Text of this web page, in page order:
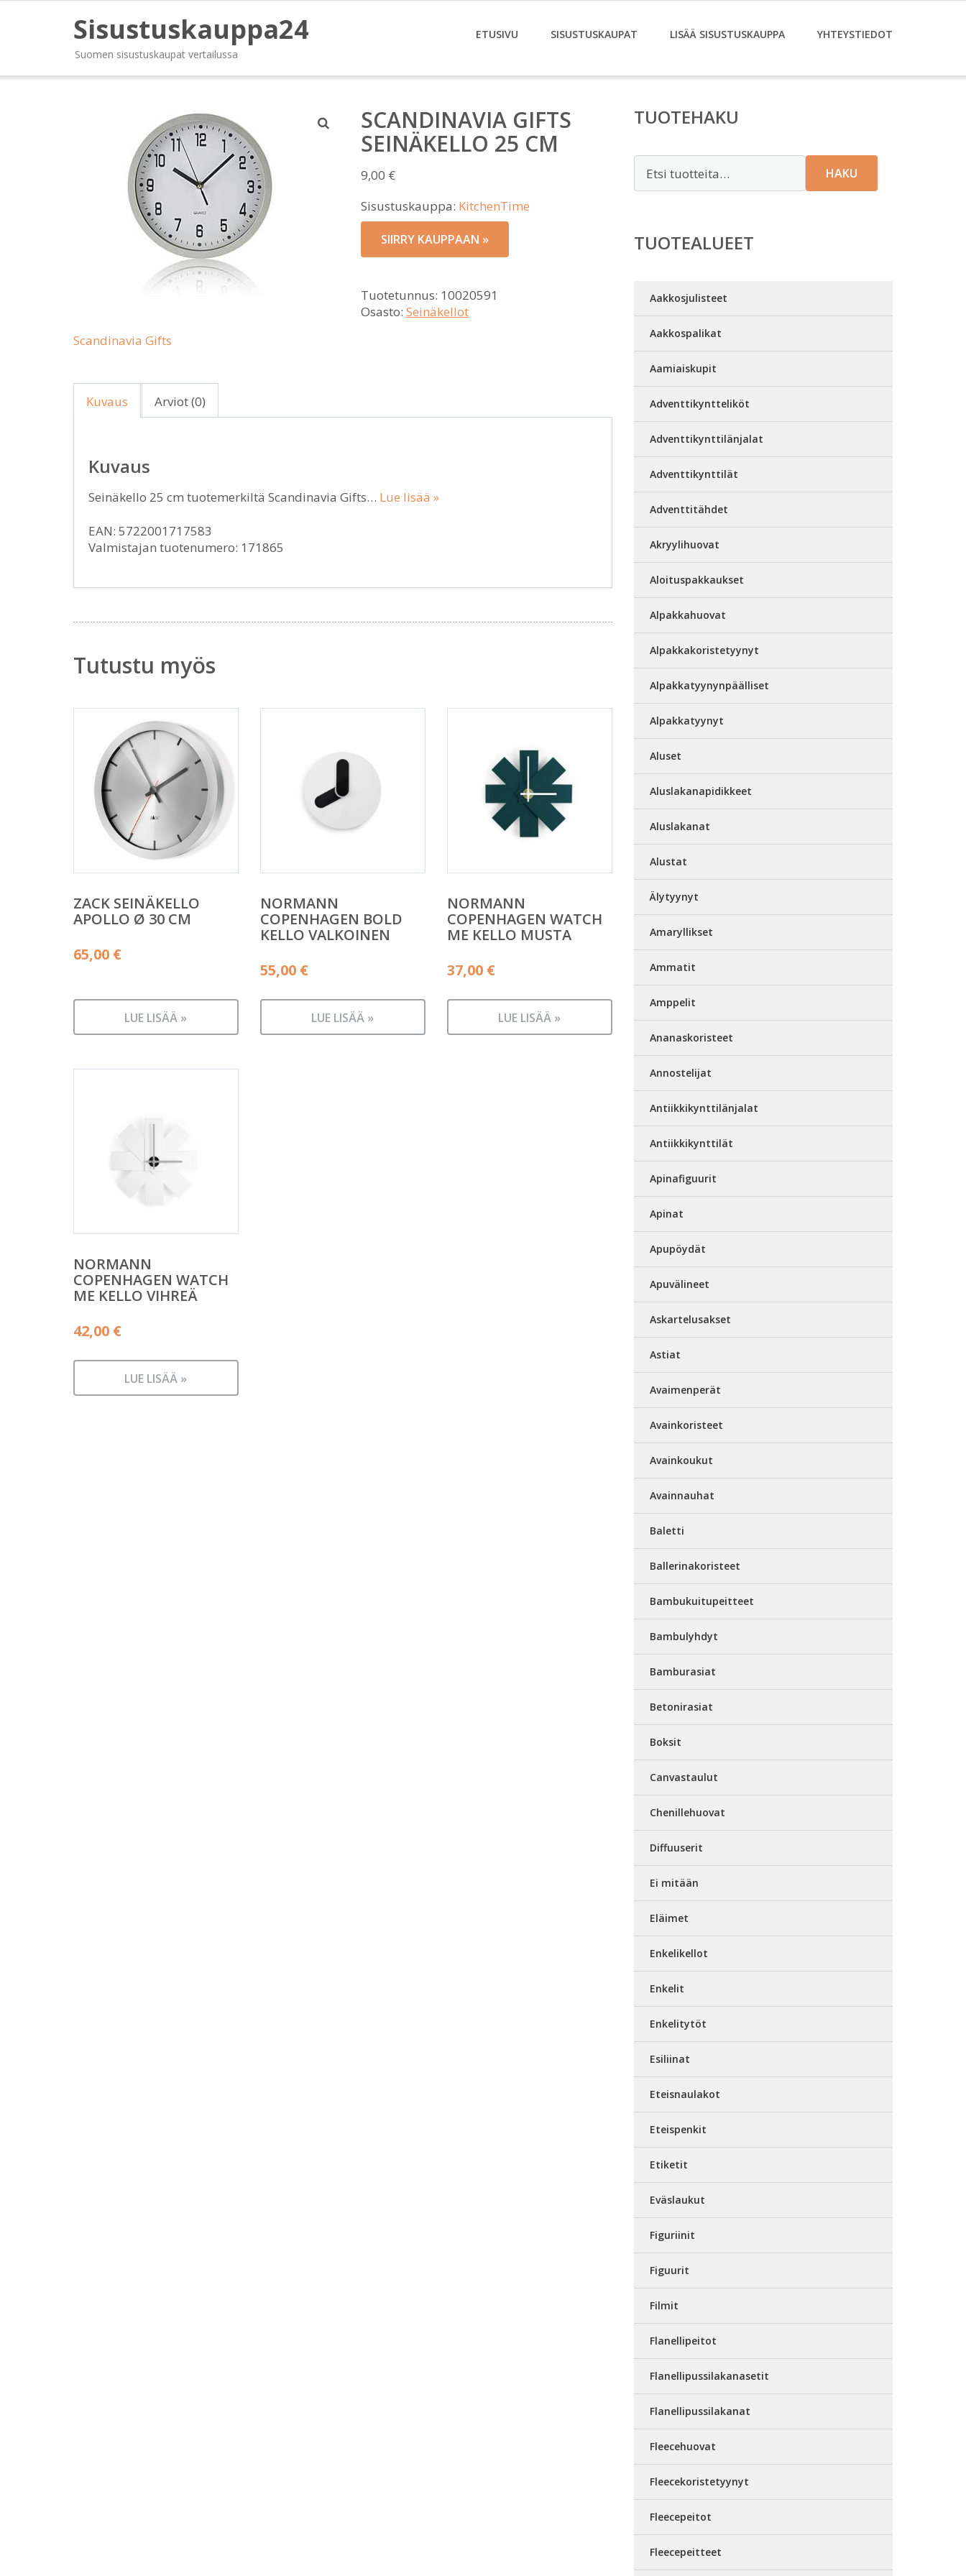
Sisustuskauppa24
Suomen sisustuskaupat vertailussa
ETUSIVU SISUSTUSKAUPAT LISÄÄ SISUSTUSKAUPPA YHTEYSTIEDOT
SCANDINAVIA GIFTS
SEINÄKELLO 25 CM
9,00 €
Sisustuskauppa: KitchenTime
SIIRRY KAUPPAAN »
Tuotetunnus: 10020591
Osasto: Seinäkellot
Scandinavia Gifts
Kuvaus Arviot (0)
Kuvaus
Seinäkello 25 cm tuotemerkiltä Scandinavia Gifts… Lue lisää »
EAN: 5722001717583
Valmistajan tuotenumero: 171865
Tutustu myös
ZACK SEINÄKELLO
APOLLO Ø 30 CM
65,00 €
LUE LISÄÄ »
NORMANN
COPENHAGEN BOLD
KELLO VALKOINEN
55,00 €
LUE LISÄÄ »
NORMANN
COPENHAGEN WATCH
ME KELLO MUSTA
37,00 €
LUE LISÄÄ »
NORMANN
COPENHAGEN WATCH
ME KELLO VIHREÄ
42,00 €
LUE LISÄÄ »
TUOTEHAKU
HAKU
TUOTEALUEET
Aakkosjulisteet
Aakkospalikat
Aamiaiskupit
Adventtikyntteliköt
Adventtikynttilänjalat
Adventtikynttilät
Adventtitähdet
Akryylihuovat
Aloituspakkaukset
Alpakkahuovat
Alpakkakoristetyynyt
Alpakkatyynynpäälliset
Alpakkatyynyt
Aluset
Aluslakanapidikkeet
Aluslakanat
Alustat
Älytyynyt
Amaryllikset
Ammatit
Amppelit
Ananaskoristeet
Annostelijat
Antiikkikynttilänjalat
Antiikkikynttilät
Apinafiguurit
Apinat
Apupöydät
Apuvälineet
Askartelusakset
Astiat
Avaimenperät
Avainkoristeet
Avainkoukut
Avainnauhat
Baletti
Ballerinakoristeet
Bambukuitupeitteet
Bambulyhdyt
Bamburasiat
Betonirasiat
Boksit
Canvastaulut
Chenillehuovat
Diffuuserit
Ei mitään
Eläimet
Enkelikellot
Enkelit
Enkelitytöt
Esiliinat
Eteisnaulakot
Eteispenkit
Etiketit
Eväslaukut
Figuriinit
Figuurit
Filmit
Flanellipeitot
Flanellipussilakanasetit
Flanellipussilakanat
Fleecehuovat
Fleecekoristetyynyt
Fleecepeitot
Fleecepeitteet